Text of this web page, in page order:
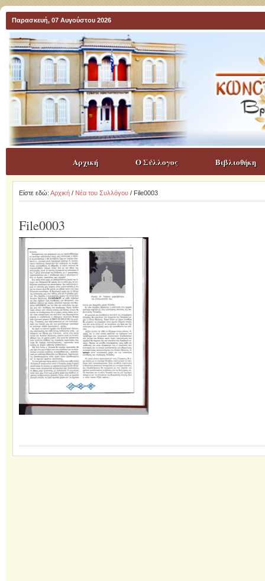
Παρασκευή, 07 Αυγούστου 2026
Αρχική Ο Σύλλογος Βιβλιοθήκη
Είστε εδώ: Αρχική/ Νέα του Συλλόγου/ File0003
File0003